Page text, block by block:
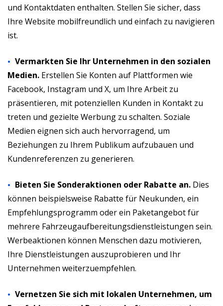
und Kontaktdaten enthalten. Stellen Sie sicher, dass
Ihre Website mobilfreundlich und einfach zu navigieren
ist.
Vermarkten Sie Ihr Unternehmen in den sozialen
Medien. Erstellen Sie Konten auf Plattformen wie
Facebook, Instagram und X, um Ihre Arbeit zu
präsentieren, mit potenziellen Kunden in Kontakt zu
treten und gezielte Werbung zu schalten. Soziale
Medien eignen sich auch hervorragend, um
Beziehungen zu Ihrem Publikum aufzubauen und
Kundenreferenzen zu generieren.
Bieten Sie Sonderaktionen oder Rabatte an. Dies
können beispielsweise Rabatte für Neukunden, ein
Empfehlungsprogramm oder ein Paketangebot für
mehrere Fahrzeugaufbereitungsdienstleistungen sein.
Werbeaktionen können Menschen dazu motivieren,
Ihre Dienstleistungen auszuprobieren und Ihr
Unternehmen weiterzuempfehlen.
Vernetzen Sie sich mit lokalen Unternehmen, um